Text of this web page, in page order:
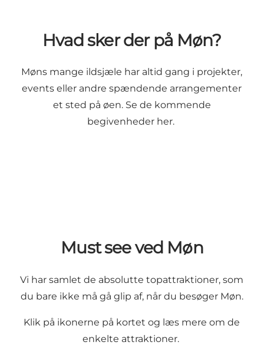
Hvad sker der på Møn?
Møns mange ildsjæle har altid gang i projekter,
events eller andre spændende arrangementer
et sted på øen. Se de kommende
begivenheder her.
Must see ved Møn
Vi har samlet de absolutte topattraktioner, som
du bare ikke må gå glip af, når du besøger Møn.
Klik på ikonerne på kortet og læs mere om de
enkelte attraktioner.